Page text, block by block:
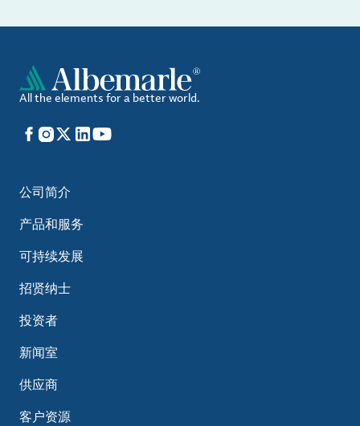
All the elements for a better world.
Facebook
Instagram
X LinkedIn
YouTube
公司简介
产品和服务
可持续发展
招贤纳士
投资者
新闻室
供应商
客户资源